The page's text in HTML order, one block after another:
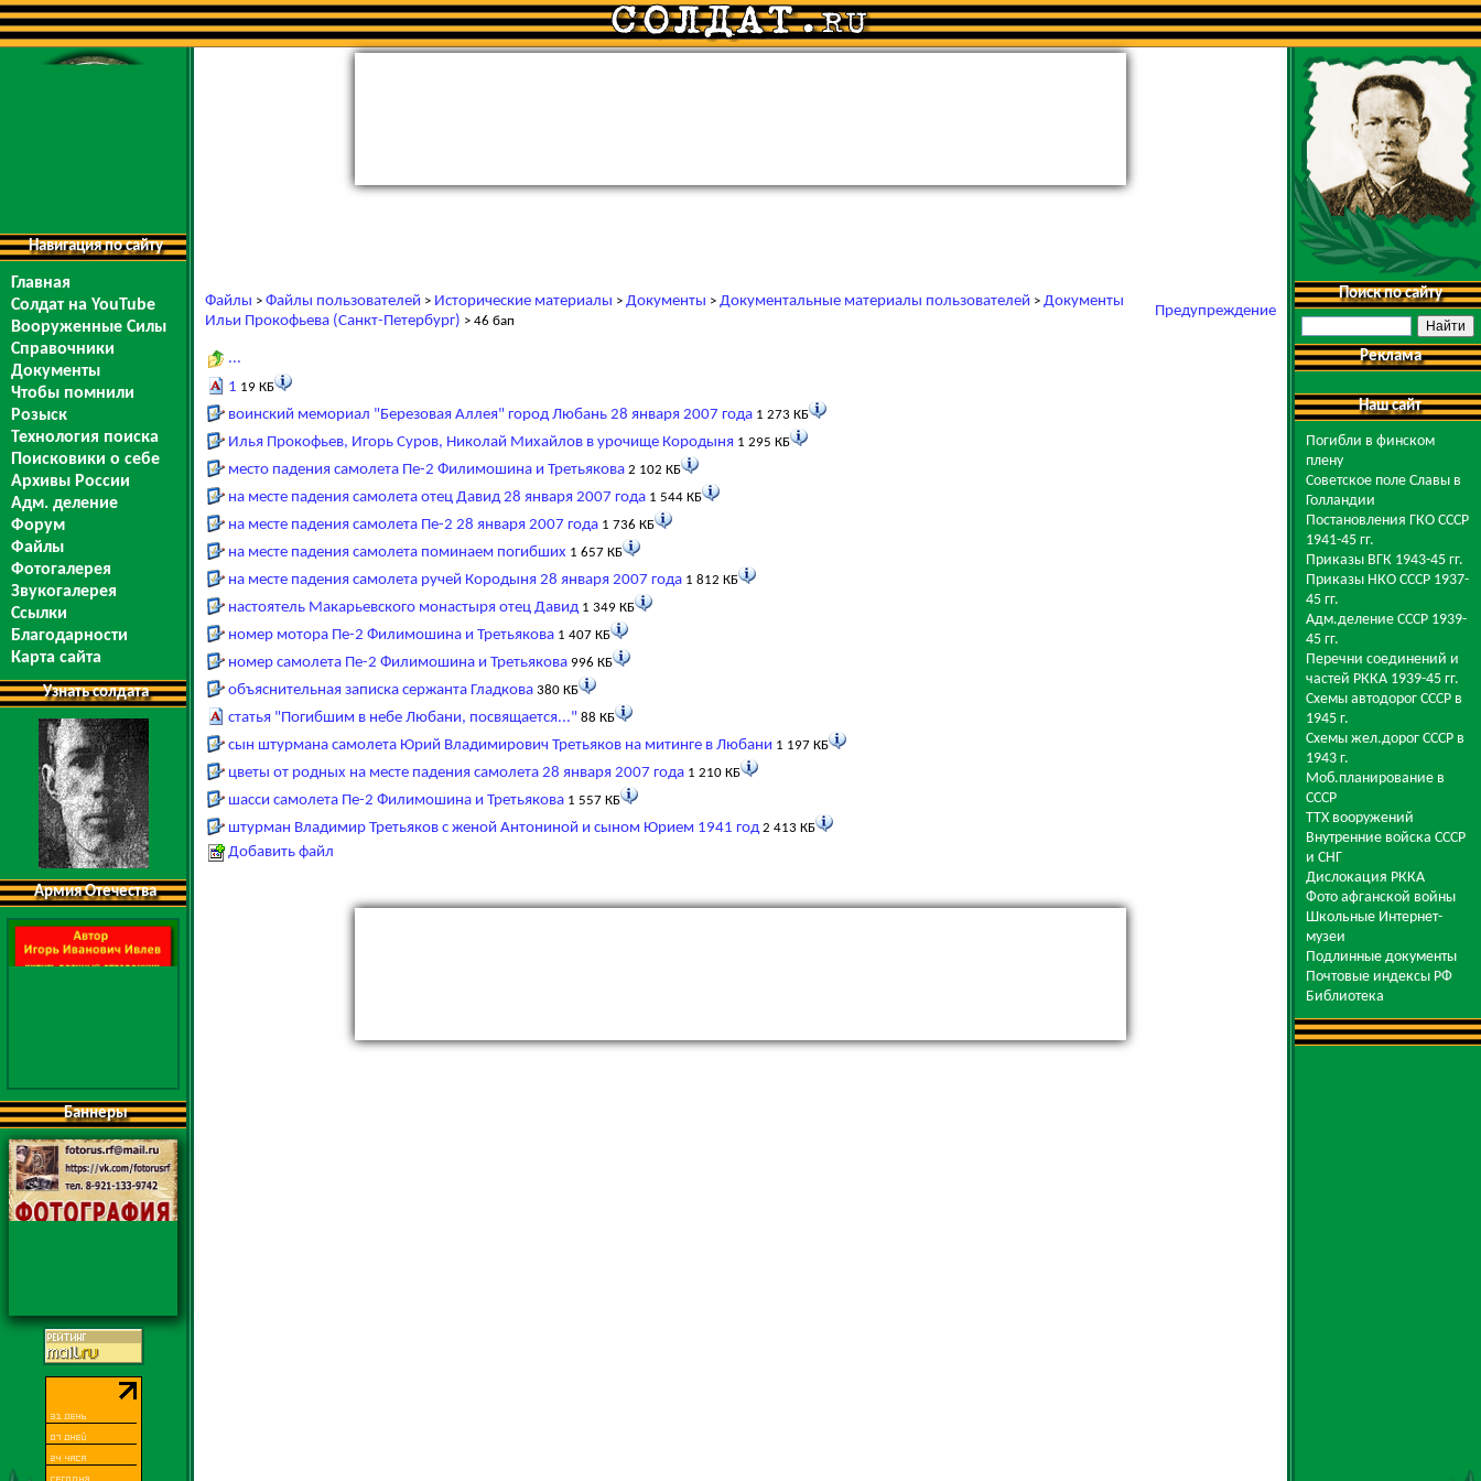
Навигация по сайту
Главная
Солдат на YouTube
Вооруженные Силы
Справочники
Документы
Чтобы помнили
Розыск
Технология поиска
Поисковики о себе
Архивы России
Адм. деление
Форум
Файлы
Фотогалерея
Звукогалерея
Ссылки
Благодарности
Карта сайта
Узнать солдата
Армия Отечества
Баннеры
Файлы > Файлы пользователей > Исторические материалы > Документы > Документальные материалы пользователей > Документы
Ильи Прокофьева (Санкт-Петербург) > 46 бап
Предупреждение
...
1 19 КБ
воинский мемориал "Березовая Аллея" город Любань 28 января 2007 года 1 273 КБ
Илья Прокофьев, Игорь Суров, Николай Михайлов в урочище Кородыня 1 295 КБ
место падения самолета Пе-2 Филимошина и Третьякова 2 102 КБ
на месте падения самолета отец Давид 28 января 2007 года 1 544 КБ
на месте падения самолета Пе-2 28 января 2007 года 1 736 КБ
на месте падения самолета поминаем погибших 1 657 КБ
на месте падения самолета ручей Кородыня 28 января 2007 года 1 812 КБ
настоятель Макарьевского монастыря отец Давид1 349 КБ
номер мотора Пе-2 Филимошина и Третьякова 1 407 КБ
номер самолета Пе-2 Филимошина и Третьякова 996 КБ
объяснительная записка сержанта Гладкова 380 КБ
статья "Погибшим в небе Любани, посвящается..." 88 КБ
сын штурмана самолета Юрий Владимирович Третьяков на митинге в Любани 1 197 КБ
цветы от родных на месте падения самолета 28 января 2007 года 1 210 КБ
шасси самолета Пе-2 Филимошина и Третьякова 1 557 КБ
штурман Владимир Третьяков с женой Антониной и сыном Юрием 1941 год2 413 КБ
Добавить файл
Поиск по сайту
Реклама
Наш сайт
Погибли в финском
плену
Советское поле Славы в
Голландии
Постановления ГКО СССР
1941-45 гг.
Приказы ВГК 1943-45 гг.
Приказы НКО СССР 1937-
45 гг.
Адм.деление СССР 1939-
45 гг.
Перечни соединений и
частей РККА 1939-45 гг.
Схемы автодорог СССР в
1945 г.
Схемы жел.дорог СССР в
1943 г.
Моб.планирование в
СССР
ТТХ вооружений
Внутренние войска СССР
и СНГ
Дислокация РККА
Фото афганской войны
Школьные Интернет-
музеи
Подлинные документы
Почтовые индексы РФ
Библиотека